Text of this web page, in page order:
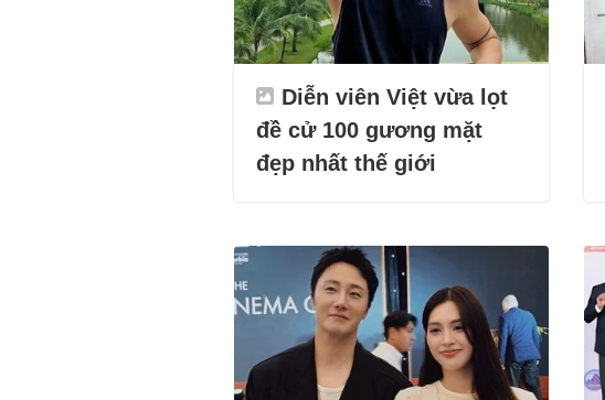
Diễn viên Việt vừa lọt
đề cử 100 gương mặt
đẹp nhất thế giới